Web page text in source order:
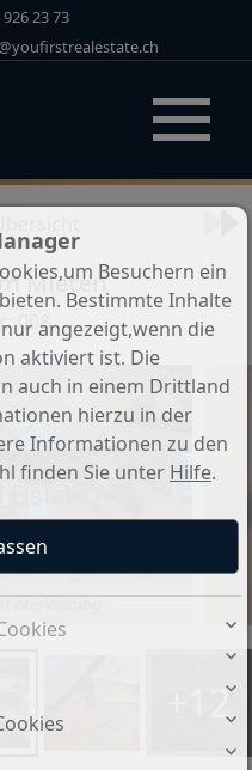
23 73
Mieten
008
+12
Besuchern ein
Bestimmte Inhalte
angezeigt,wenn die
aktiviert ist. Die
auch in einem Drittland
hierzu in der
Informationen zu den
finden Sie unter Hilfe.